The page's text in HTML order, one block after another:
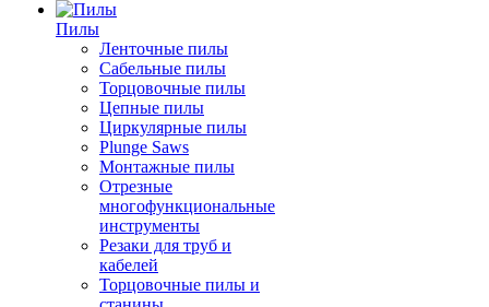
Пилы
Ленточные пилы
Сабельные пилы
Торцовочные пилы
Цепные пилы
Циркулярные пилы
Plunge Saws
Монтажные пилы
Отрезные
многофункциональные
инструменты
Резаки для труб и
кабелей
Торцовочные пилы и